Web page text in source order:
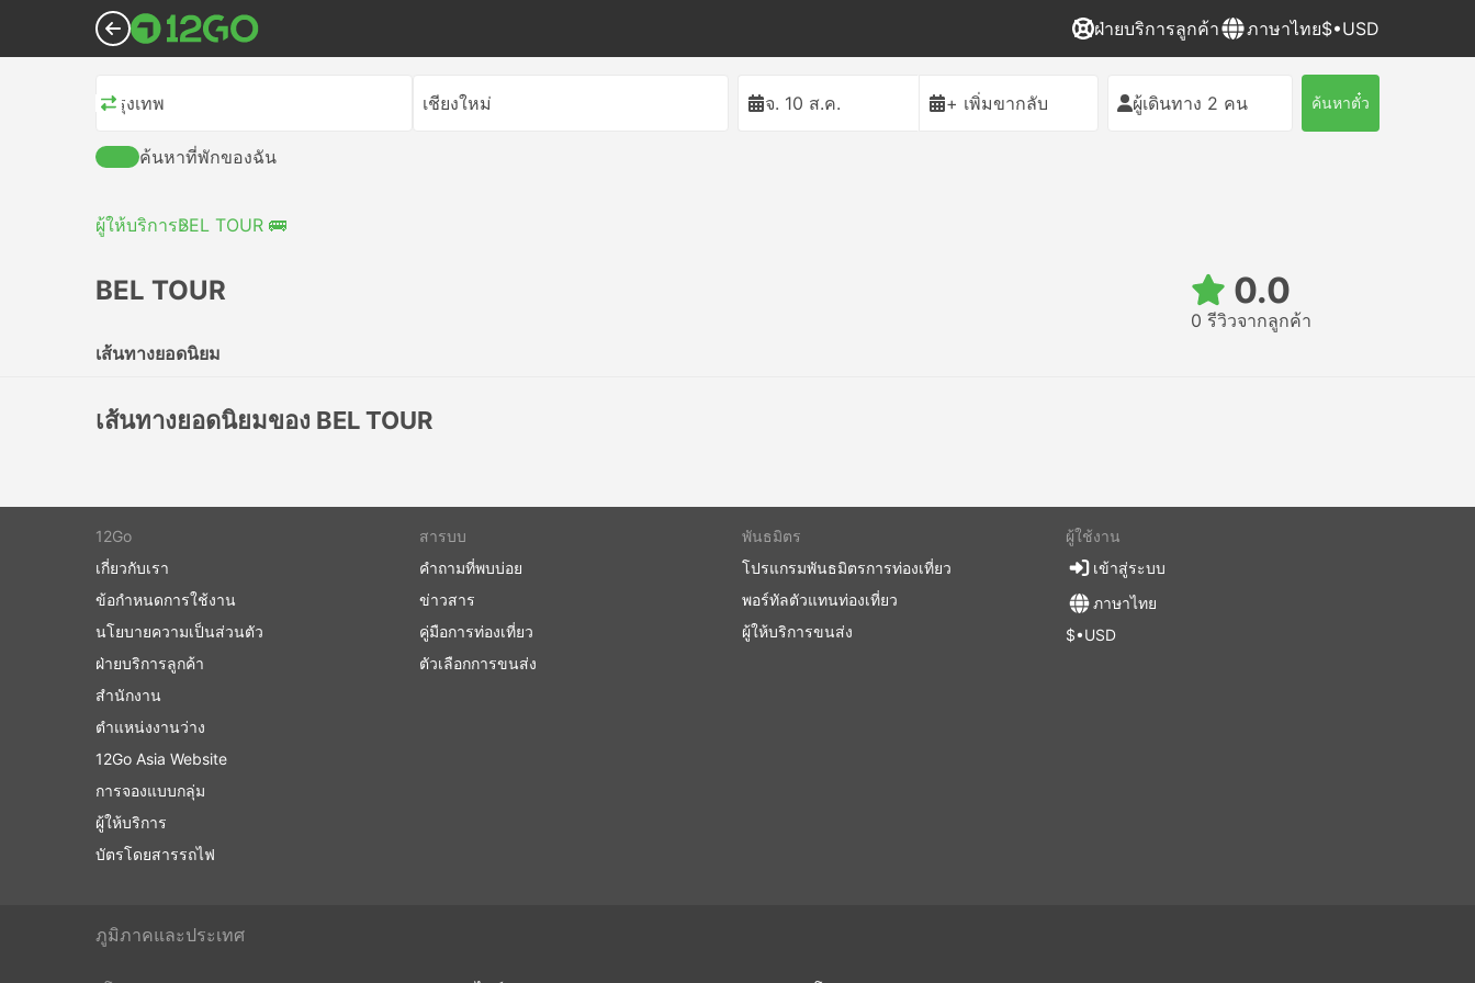
ฝ่ายบริการลูกค้า ภาษาไทย$•USD
กรุงเทพ เชียงใหม่ จ. 10 ส.ค. + เพิ่มขากลับ ผู้เดินทาง 2 คน ค้นหาตั๋ว
ค้นหาที่พักของฉัน
ผู้ให้บริการBEL TOUR 🚌
BEL TOUR 0.0
0 รีวิวจากลูกค้า
เส้นทางยอดนิยม
เส้นทางยอดนิยมของ BEL TOUR
12Go
เกี่ยวกับเรา
ข้อกำหนดการใช้งาน
นโยบายความเป็นส่วนตัว
ฝ่ายบริการลูกค้า
สำนักงาน
ตำแหน่งงานว่าง
12Go Asia Website
การจองแบบกลุ่ม
ผู้ให้บริการ
บัตรโดยสารรถไฟ
สารบบ
คำถามที่พบบ่อย
ข่าวสาร
คู่มือการท่องเที่ยว
ตัวเลือกการขนส่ง
พันธมิตร
โปรแกรมพันธมิตรการท่องเที่ยว
พอร์ทัลตัวแทนท่องเที่ยว
ผู้ให้บริการขนส่ง
ผู้ใช้งาน
เข้าสู่ระบบ
ภาษาไทย
$•USD
ภูมิภาคและประเทศ